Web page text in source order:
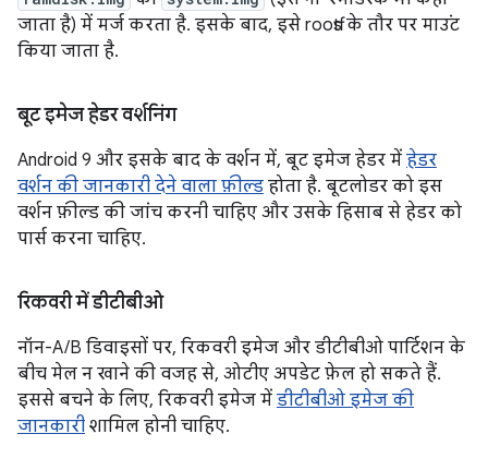
जाता है) में मर्ज करता है. इसके बाद, इसे rootfs के तौर पर माउंट
किया जाता है.
बूट इमेज हेडर वर्शनिंग
Android 9 और इसके बाद के वर्शन में, बूट इमेज हेडर में हेडर
वर्शन की जानकारी देने वाला फ़ील्ड होता है. बूटलोडर को इस
वर्शन फ़ील्ड की जांच करनी चाहिए और उसके हिसाब से हेडर को
पार्स करना चाहिए.
रिकवरी में डीटीबीओ
नॉन-A/B डिवाइसों पर, रिकवरी इमेज और डीटीबीओ पार्टिशन के
बीच मेल न खाने की वजह से, ओटीए अपडेट फ़ेल हो सकते हैं.
इससे बचने के लिए, रिकवरी इमेज में डीटीबीओ इमेज की
जानकारी शामिल होनी चाहिए.